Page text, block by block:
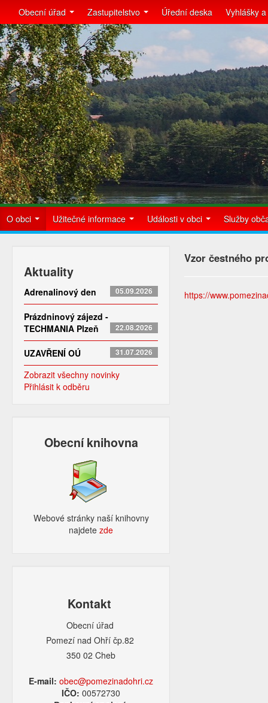
Obecní úřad Zastupitelstvo Úřední deska Vyhlášky
O obci Užitečné informace Události v obci Služby
Aktuality
Adrenalinový den 05.09.2026
Prázdninový zájezd -
TECHMANIA Plzeň
22.08.2026
UZAVŘENÍ OÚ 31.07.2026
Zobrazit všechny novinky
Přihlásit k odběru
Obecní knihovna
Webové stránky naší knihovny
najdetezde​
Kontakt
Obecní úřad
Pomezí nad Ohří čp.82
350 02 Cheb
E-mail: obec@pomezinadohri.cz
IČO:00572730
Vzor čestného
https://